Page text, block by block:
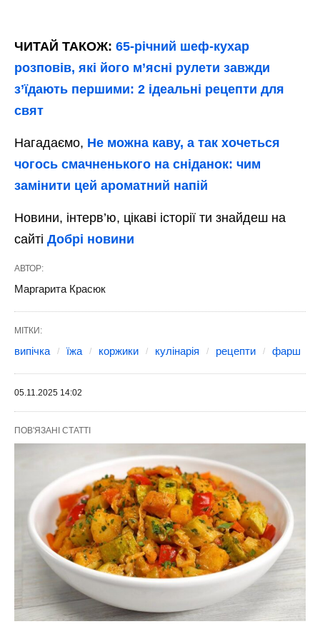
ЧИТАЙ ТАКОЖ: 65-річний шеф-кухар
розповів, які його м’ясні рулети завжди
з’їдають першими: 2 ідеальні рецепти для
свят
Нагадаємо, Не можна каву, а так хочеться
чогось смачненького на сніданок: чим
замінити цей ароматний напій
Новини, інтерв’ю, цікаві історії ти знайдеш на
сайті Добрі новини
АВТОР:
Маргарита Красюк
МІТКИ:
випічка їжа коржики кулінарія рецепти фарш
05.11.2025 14:02
ПОВ'ЯЗАНІ СТАТТІ